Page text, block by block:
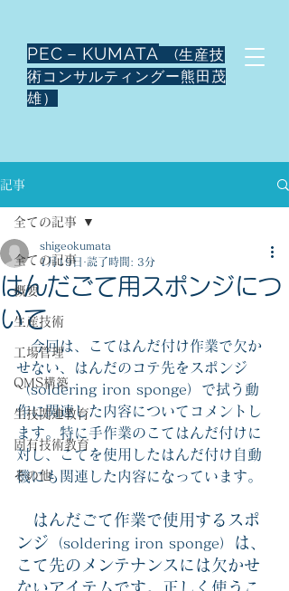
PEC－KUMATA
(生産技
術コンサルティングー熊田茂
雄）
記事
全ての記事
概要
生産技術
工場管理
QMS構築
生技関連教育
固有技術教育
その他
全ての記事
はんだごて用スポンジにつ
いて
shigeokumata
1月19日
読了時間: 3分
今回は、こてはんだ付け作業で欠か
せない、はんだのコテ先をスポンジ
（soldering iron sponge）で拭う動
作に関連した内容についてコメントし
ます。特に手作業のこてはんだ付けに
対し、こてを使用したはんだ付け自動
機にも関連した内容になっています。
はんだごて作業で使用するスポ
ンジ （soldering iron sponge）
は、
こて先のメンテナンスには欠かせ
ないアイテムです。正しく使うこ